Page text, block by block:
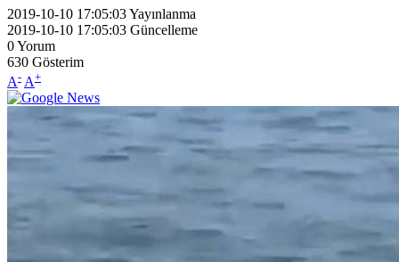
2019-10-10 17:05:03Yayınlanma
2019-10-10 17:05:03 Güncelleme
0Yorum
630 Gösterim
A- A+